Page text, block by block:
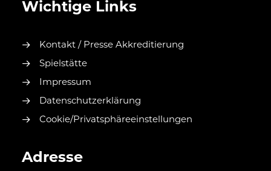
Wichtige Links
Kontakt / Presse Akkreditierung
Spielstätte
Impressum
Datenschutzerklärung
Cookie/Privatsphäreeinstellungen
Adresse